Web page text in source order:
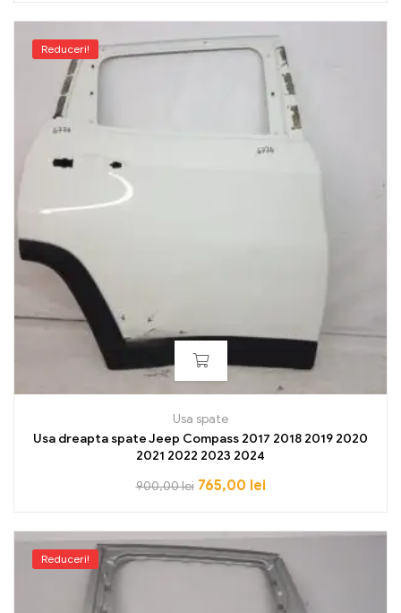
Reduceri!
Usa spate
Usa dreapta spate Jeep Compass 2017 2018 2019 2020
2021 2022 2023 2024
900,00lei 765,00 lei
Reduceri!